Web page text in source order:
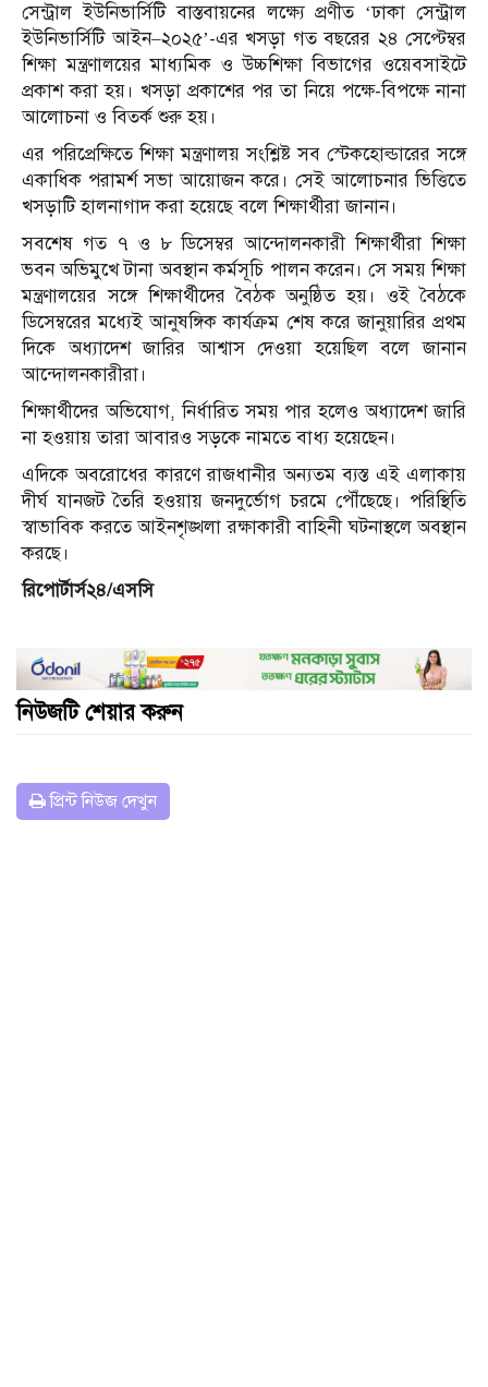
সেন্ট্রাল ইউনিভার্সিটি বাস্তবায়নের লক্ষ্যে প্রণীত ‘ঢাকা সেন্ট্রাল
ইউনিভার্সিটি আইন–২০২৫’-এর খসড়া গত বছরের ২৪ সেপ্টেম্বর
শিক্ষা মন্ত্রণালয়ের মাধ্যমিক ও উচ্চশিক্ষা বিভাগের ওয়েবসাইটে
প্রকাশ করা হয়। খসড়া প্রকাশের পর তা নিয়ে পক্ষে-বিপক্ষে নানা
আলোচনা ও বিতর্ক শুরু হয়।
এর পরিপ্রেক্ষিতে শিক্ষা মন্ত্রণালয় সংশ্লিষ্ট সব স্টেকহোল্ডারের সঙ্গে
একাধিক পরামর্শ সভা আয়োজন করে। সেই আলোচনার ভিত্তিতে
খসড়াটি হালনাগাদ করা হয়েছে বলে শিক্ষার্থীরা জানান।
সবশেষ গত ৭ ও ৮ ডিসেম্বর আন্দোলনকারী শিক্ষার্থীরা শিক্ষা
ভবন অভিমুখে টানা অবস্থান কর্মসূচি পালন করেন। সে সময় শিক্ষা
মন্ত্রণালয়ের সঙ্গে শিক্ষার্থীদের বৈঠক অনুষ্ঠিত হয়। ওই বৈঠকে
ডিসেম্বরের মধ্যেই আনুষঙ্গিক কার্যক্রম শেষ করে জানুয়ারির প্রথম
দিকে অধ্যাদেশ জারির আশ্বাস দেওয়া হয়েছিল বলে জানান
আন্দোলনকারীরা।
শিক্ষার্থীদের অভিযোগ, নির্ধারিত সময় পার হলেও অধ্যাদেশ জারি
না হওয়ায় তারা আবারও সড়কে নামতে বাধ্য হয়েছেন।
এদিকে অবরোধের কারণে রাজধানীর অন্যতম ব্যস্ত এই এলাকায়
দীর্ঘ যানজট তৈরি হওয়ায় জনদুর্ভোগ চরমে পৌঁছেছে। পরিস্থিতি
স্বাভাবিক করতে আইনশৃঙ্খলা রক্ষাকারী বাহিনী ঘটনাস্থলে অবস্থান
করছে।
রিপোর্টার্স২৪/এসসি
নিউজটি শেয়ার করুন
প্রিন্ট নিউজ দেখুন